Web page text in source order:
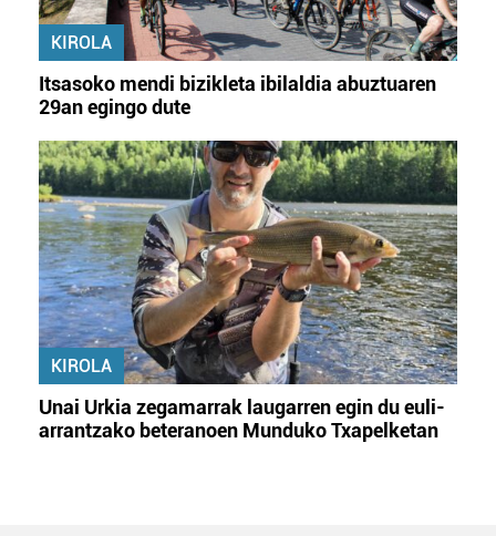
KIROLA
Itsasoko mendi bizikleta ibilaldia abuztuaren
29an egingo dute
KIROLA
Unai Urkia zegamarrak laugarren egin du euli-
arrantzako beteranoen Munduko Txapelketan